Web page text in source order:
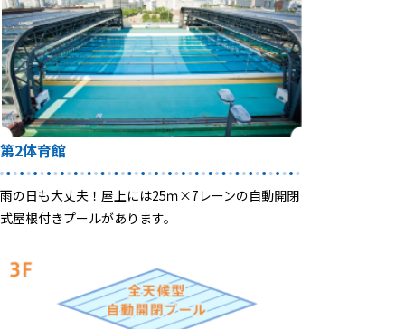
第2体育館
雨の日も大丈夫！屋上には25ｍ×7レーンの自動開閉
式屋根付きプールがあります。